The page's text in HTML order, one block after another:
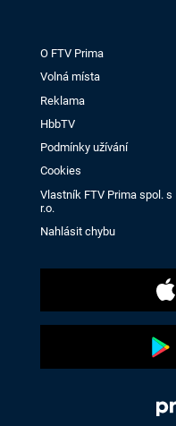
O FTV Prima
Volná místa
Reklama
HbbTV
Podmínky užívání
Cookies
Vlastník FTV Prima spol. s
r.o.
Nahlásit chybu